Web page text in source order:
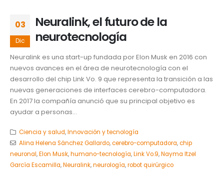
03
Dic
Neuralink, el futuro de la
neurotecnología
Neuralink es una start-up fundada por Elon Musk en 2016 con
nuevos avances en el área de neurotecnología con el
desarrollo del chip Link Vo. 9 que representa la transición a las
nuevas generaciones de interfaces cerebro-computadora.
En 2017 la compañía anunció que su principal objetivo es
ayudar a personas...
Ciencia y salud,Innovación y tecnología
Alina Helena Sánchez Gallardo,cerebro-computadora,chip
neuronal,Elon Musk,humano-tecnología,Link Vo.9,Nayma Itzel
García Escamilla,Neuralink,neurología,robot quirúrgico